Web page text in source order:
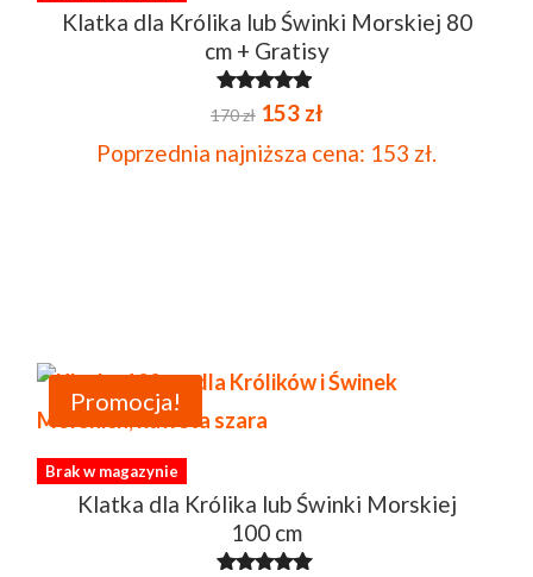
Klatka dla Królika lub Świnki Morskiej 80
cm + Gratisy
Oceniono
4.76
na 5
170zł Pierwotna
cena
153 złAktualna
cena
Poprzednia najniższa cena: 153 zł.
Promocja!
Brak w magazynie
Klatka dla Królika lub Świnki Morskiej
100 cm